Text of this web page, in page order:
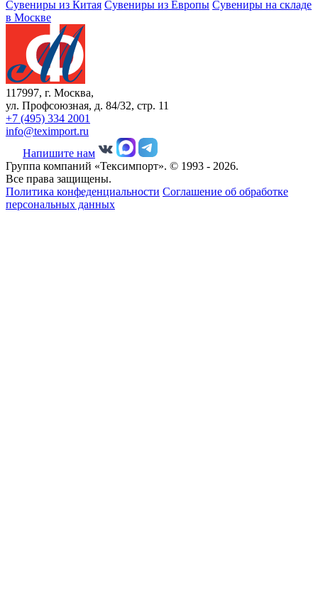
Сувениры из Китая Сувениры из Европы Сувениры на складе
в Москве
117997, г. Москва,
ул. Профсоюзная, д. 84/32, стр. 11
+7 (495) 334 2001
info@teximport.ru
Напишите нам
Группа компаний «Тексимпорт». © 1993 - 2026.
Все права защищены.
Политика конфеденциальности Соглашение об обработке
персональных данных